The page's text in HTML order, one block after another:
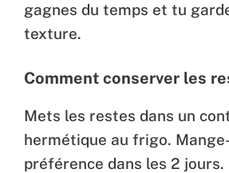
gagnes du temps et tu
texture.
Comment conserver les
Mets les restes dans un
hermétique au frigo.
préférence dans les 2 jours.